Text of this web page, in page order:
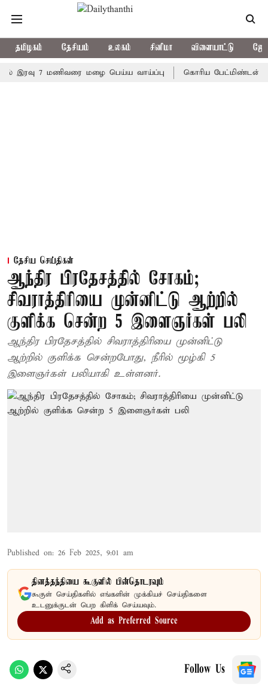
தமிழகம் தேசியம் உலகம் சினிமா விளையாட்டு
7 மணிவரை மழை பெய்ய வாய்ப்பு கொரிய பேட்மிண்டன் இறுதி
தேசிய செய்திகள்
ஆந்திர பிரதேசத்தில் சோகம்;
சிவராத்திரியை முன்னிட்டு ஆற்றில்
குளிக்க சென்ற 5 இளைஞர்கள் பலி
ஆந்திர பிரதேசத்தில் சிவராத்திரியை முன்னிட்டு
ஆற்றில் குளிக்க சென்றபோது, நீரில் மூழ்கி 5
இளைஞர்கள் பலியாகி உள்ளனர்.
Published on: 26 Feb 2025, 9:01 am
தினத்தந்தியை கூகுளில் பின்தொடரவும்
கூகுள் செய்திகளில் எங்களின் முக்கியச் செய்திகளை
உடனுக்குடன் பெற கிளிக் செய்யவும்.
Add as Preferred Source
Follow Us